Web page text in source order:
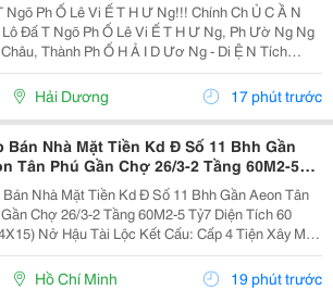
Ph Ố Lê Vi Ế T H Ư Ng!!! Chính Ch Ủ C Ầ N
Đấ T Ngõ Ph Ố Lê Vi Ế T H Ư Ng, Ph Ườ Ng Ng
Thành Ph Ố H Ả I D Ươ Ng - Di Ệ N Tích
M Ặ T Ti Ề N 22.23M - H Ướ Ng Nam - V Ị Trí
Đẹ P, Cách 1 Nhà Là Ra M Ặ T Ph Ố -...
Hải Dương 17 phút trước
Bán Nhà Mặt Tiền Kd Đ Số 11 Bhh Gần
Tân Phú Gần Chợ 26/3-2 Tầng 60M2-5
Bán Nhà Mặt Tiền Kd Đ Số 11 Bhh Gần Aeon Tân
Chợ 26/3-2 Tầng 60M2-5 Tỷ7 Diện Tích 60
Nở Hậu Tài Lộc Kết Cấu: Cấp 4 Tiện Xây Mới
Xây Cao Tầng Ở Hoặc Cho Thuê Có Dòng Tiền
Tuyệt Đẹp Gần Chợ 26/3 Ngay Kênh Tham...
Hồ Chí Minh 19 phút trước